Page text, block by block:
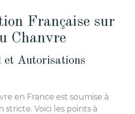
Française sur
Chanvre
et Autorisations
en France est soumise à
Voici les points à